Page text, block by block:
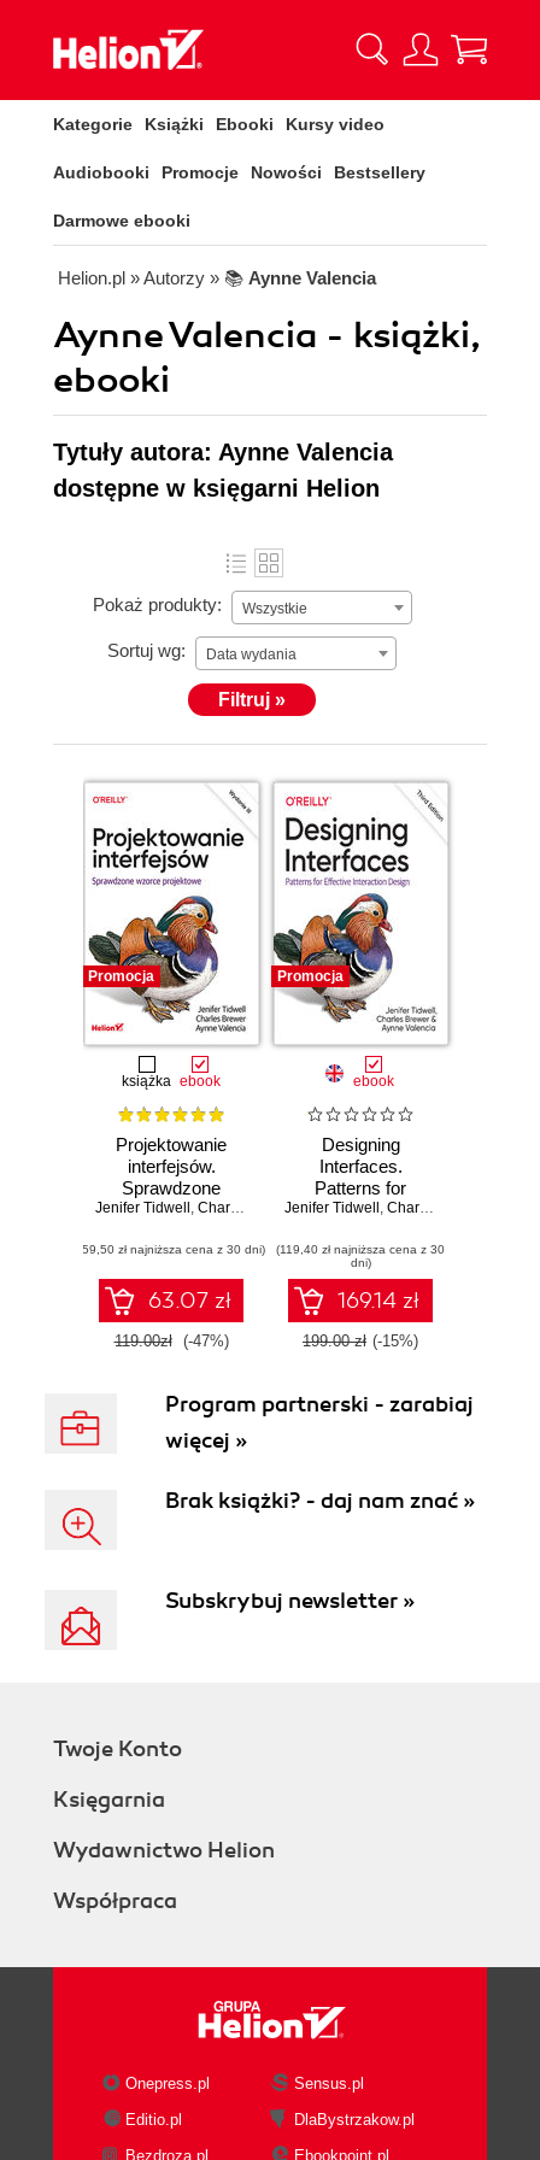
Kategorie Książki Ebooki Kursy video
Audiobooki Promocje Nowości Bestsellery
Darmowe ebooki
Helion.pl » Autorzy » 📚 Aynne Valencia
Aynne Valencia - książki,
ebooki
Tytuły autora: Aynne Valencia
dostępne w księgarni Helion
Pokaż produkty: Wszystkie
Sortuj wg: Data wydania
Filtruj »
Promocja
książka ebook
Projektowanie
interfejsów.
Sprawdzone
wzorce
Wydanie III
Jenifer Tidwell , Charles Brewer ,Aynne Valencia-Brooks
(59,50 zł najniższa cena z 30 dni)
63.07 zł
119.00zł (-47%)
Promocja
ebook
Designing
Interfaces.
Patterns for
Effective
3rd Edition
Jenifer Tidwell , Charles Brewer
(119,40 zł najniższa cena z 30
dni)
169.14 zł
199.00 zł (-15%)
Program partnerski - zarabiaj
więcej »
Brak książki? - daj nam znać »
Subskrybuj newsletter »
Twoje Konto
Księgarnia
Wydawnictwo Helion
Współpraca
Onepress.pl
Sensus.pl
Editio.pl
DlaBystrzakow.pl
Bezdroza.pl
Ebookpoint.pl